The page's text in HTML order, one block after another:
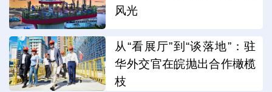
风光
从“看展厅”到“谈落地”：驻
华外交官在皖抛出合作橄榄
枝